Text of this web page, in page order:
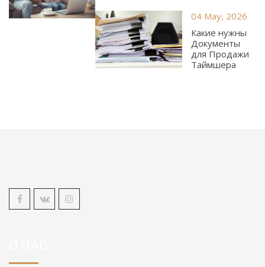
04 May, 2026
Какие нужны
Документы
для Продажи
Таймшера